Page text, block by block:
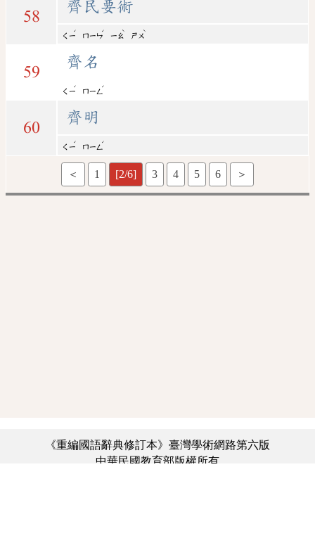
58
齊民要術
ㄑㄧ
ˊ
ㄇㄧㄣ
ˊ
ㄧㄠ
ˋ
ㄕㄨ
ˋ
59
齊名
ㄑㄧ
ˊ
ㄇㄧㄥ
ˊ
60
齊明
ㄑㄧ
ˊ
ㄇㄧㄥ
ˊ
＜ 1 [2/6] 3 4 5 6 ＞
《重編國語辭典修訂本》臺灣學術網路第六版
中華民國教育部版權所有